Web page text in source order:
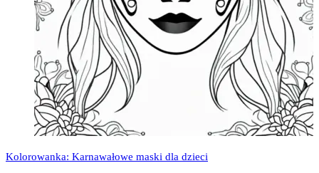
Kolorowanka: Karnawałowe maski dla dzieci